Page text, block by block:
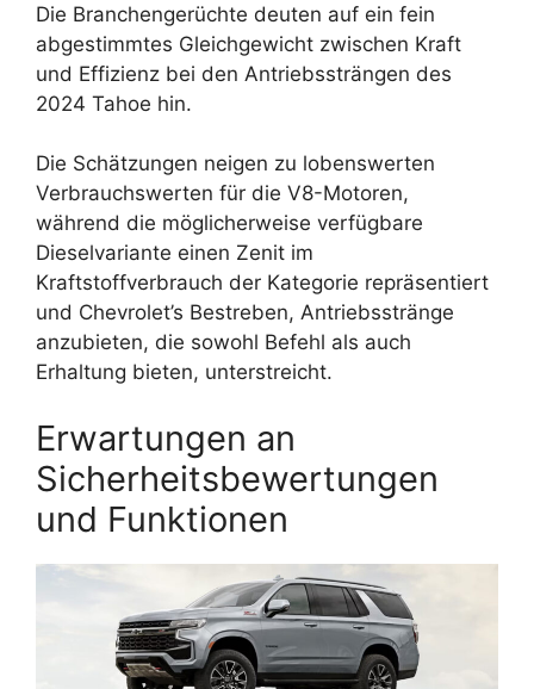
Die Branchengerüchte deuten auf ein fein
abgestimmtes Gleichgewicht zwischen Kraft
und Effizienz bei den Antriebssträngen des
2024 Tahoe hin.
Die Schätzungen neigen zu lobenswerten
Verbrauchswerten für die V8-Motoren,
während die möglicherweise verfügbare
Dieselvariante einen Zenit im
Kraftstoffverbrauch der Kategorie repräsentiert
und Chevrolet’s Bestreben, Antriebsstränge
anzubieten, die sowohl Befehl als auch
Erhaltung bieten, unterstreicht.
Erwartungen an
Sicherheitsbewertungen
und Funktionen